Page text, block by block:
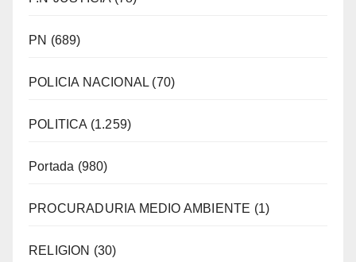
PN (689)
POLICIA NACIONAL(70)
POLITICA(1.259)
Portada (980)
PROCURADURIA MEDIO AMBIENTE (1)
RELIGION (30)